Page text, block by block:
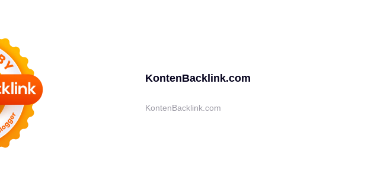
KontenBacklink.com
KontenBacklink.com